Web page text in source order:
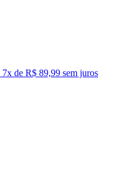
7x de R$ 89,99 sem juros